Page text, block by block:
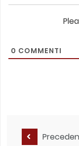
0 COMMENTI